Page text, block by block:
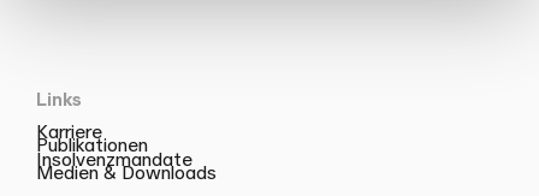
Links
Karriere
Publikationen
Insolvenzmandate
Medien & Downloads